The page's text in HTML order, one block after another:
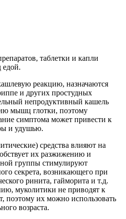
таблетки и капли
едой.
реакцию, назначаются
и других простудных
непродуктивный кашель
мышц глотки, поэтому
симптома может привести к
и удушью.
средства влияют на
их разжижению и
группы стимулируют
секрета, возникающего при
ринита, гайморита и т.д.
муколитики не приводят к
поэтому их можно использовать
возраста.